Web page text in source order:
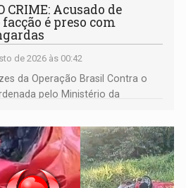
CRIME: Acusado de
é preso com
de 2026 às 00:42
da Operação Brasil Contra o
pelo Ministério da